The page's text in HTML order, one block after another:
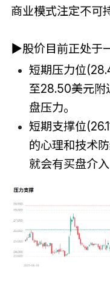
商业模式注定不可
▶股价目前正处于
短期压力位
至28.50美元附
盘压力。
短期支撑位
的心理和技术
就会有买盘介